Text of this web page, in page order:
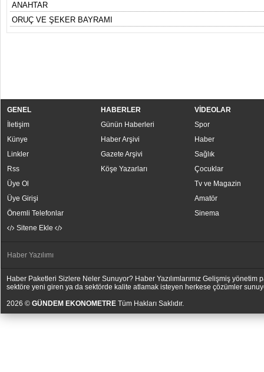
ANAHTAR
ORUÇ VE ŞEKER BAYRAMI
GENEL
İletişim
Künye
Linkler
Rss
Üye Ol
Üye Girişi
Önemli Telefonlar
Sitene Ekle
HABERLER
Günün Haberleri
Haber Arşivi
Gazete Arşivi
Köşe Yazarları
VİDEOLAR
Spor
Haber
Sağlık
Çocuklar
Tv ve Magazin
Amatör
Sinema
Haber Yazılımı
Haber Paketleri Sizlere Neler Sunuyor? Haber Yazılımlarımız Gelişmiş
sektöre yeni giren ya da sektörde kalite atlamak isteyen herkese çözümler
2026 © GÜNDEM EKONOMETRE Tüm Hakları Saklıdır.